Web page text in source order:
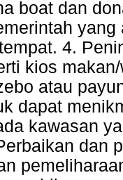
boat dan
4.
kios
atau
dapat
kawasan
dan